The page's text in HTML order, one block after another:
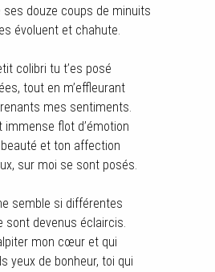
ses douze coups de minuits
évoluent et chahute.
colibri tu t’es posé
tout en m’effleurant
mes sentiments.
immense flot d’émotion
et ton affection
sur moi se sont posés.
semble si différentes
sont devenus éclaircis.
mon cœur et qui
yeux de bonheur, toi qui